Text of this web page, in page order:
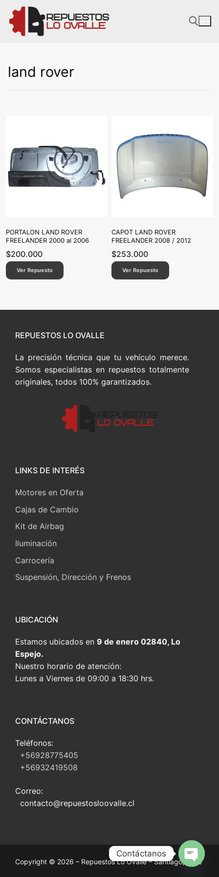
contenido
land rover
PORTALON LAND ROVER
FREELANDER 2000 al 2006
$200.000
Ver Repuesto
CAPOT LAND ROVER
FREELANDER 2008 / 2012
$253.000
Ver Repuesto
REPUESTOS LO OVALLE
La precisión técnica que tu vehículo merece.
Somos especialistas en repuestos totalmente
originales, todos 100% garantizados.
LINKS DE INTERÉS
Motores en Oferta
Cajas de Cambio
Kit de Airbag
Iluminación
Carrocería
Suspensión, Dirección y Frenos
UBICACIÓN
Estamos ubicados en 9 de enero 02840, Lo
Espejo.
Nuestro horario de atención:
Lunes a Viernes de 09:00 a 18:30 hrs.
CONTÁCTANOS
Teléfonos:
+56928775405
+56932419508
Correo:
contacto@repuestosloovalle.cl
Copyright © 2026 – Repuestos Lo Ovalle – Santiago, Chile
Contáctanos